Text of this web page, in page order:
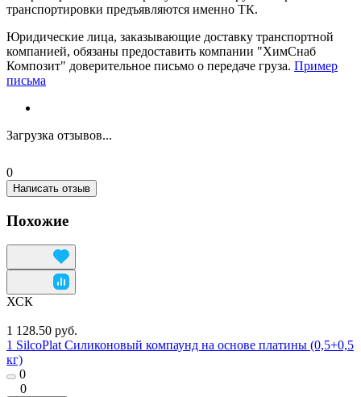
транспортировки предъявляются именно ТК.
Юридические лица, заказывающие доставку транспортной
компанией, обязаны предоставить компании "ХимСнаб
Композит" доверительное письмо о передаче груза. Пример
письма
Загрузка отзывов...
0
Написать отзыв
Похожие
ХСК
1 128.50 руб.
1 SilcoPlat Силиконовый компаунд на основе платины (0,5+0,5
кг)
0
0